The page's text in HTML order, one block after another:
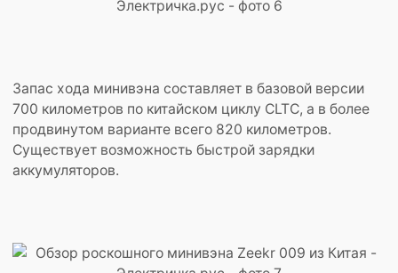
Запас хода минивэна составляет в базовой версии
700 километров по китайском циклу CLTC, а в более
продвинутом варианте всего 820 километров.
Существует возможность быстрой зарядки
аккумуляторов.